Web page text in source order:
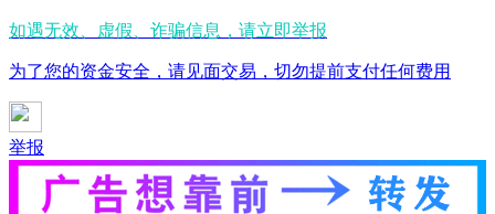
如遇无效、虚假、诈骗信息，请立即举报
为了您的资金安全，请见面交易，切勿提前支付任何费用
举报